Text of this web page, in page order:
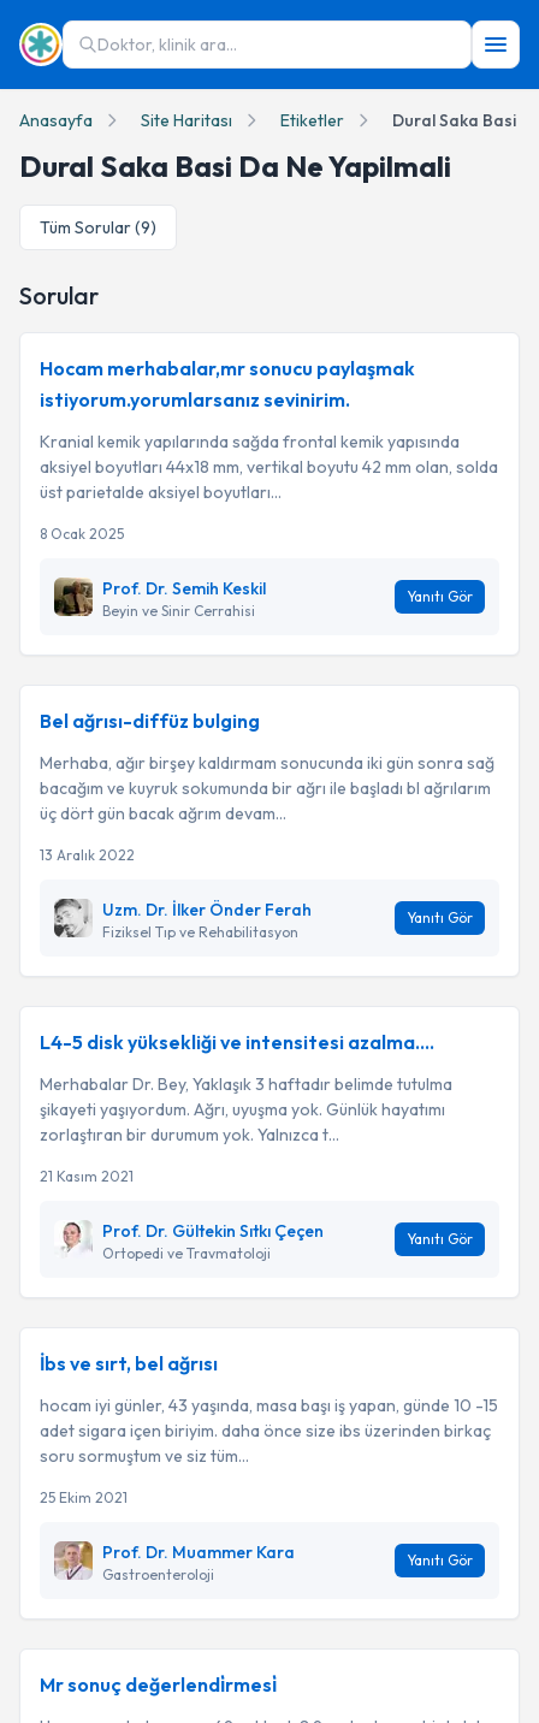
Doktor, klinik ara...
Anasayfa Site Haritası Etiketler Dural Saka Basi
Dural Saka Basi Da Ne Yapilmali
Tüm Sorular (9)
Sorular
Hocam merhabalar,mr sonucu paylaşmak
istiyorum.yorumlarsanız sevinirim.
Kranial kemik yapılarında sağda frontal kemik yapısında
aksiyel boyutları 44x18 mm, vertikal boyutu 42 mm olan, solda
üst parietalde aksiyel boyutları...
8 Ocak 2025
Prof. Dr. Semih Keskil
Beyin ve Sinir Cerrahisi
Yanıtı Gör
Bel ağrısı-diffüz bulging
Merhaba, ağır birşey kaldırmam sonucunda iki gün sonra sağ
bacağım ve kuyruk sokumunda bir ağrı ile başladı bl ağrılarım
üç dört gün bacak ağrım devam...
13 Aralık 2022
Uzm. Dr. İlker Önder Ferah
Fiziksel Tıp ve Rehabilitasyon
Yanıtı Gör
L4-5 disk yüksekliği ve intensitesi azalma....
Merhabalar Dr. Bey, Yaklaşık 3 haftadır belimde tutulma
şikayeti yaşıyordum. Ağrı, uyuşma yok. Günlük hayatımı
zorlaştıran bir durumum yok. Yalnızca t...
21 Kasım 2021
Prof. Dr. Gültekin Sıtkı Çeçen
Ortopedi ve Travmatoloji
Yanıtı Gör
İbs ve sırt, bel ağrısı
hocam iyi günler, 43 yaşında, masa başı iş yapan, günde 10 -15
adet sigara içen biriyim. daha önce size ibs üzerinden birkaç
soru sormuştum ve siz tüm...
25 Ekim 2021
Prof. Dr. Muammer Kara
Gastroenteroloji
Yanıtı Gör
Mr sonuç değerlendi̇rmesi̇